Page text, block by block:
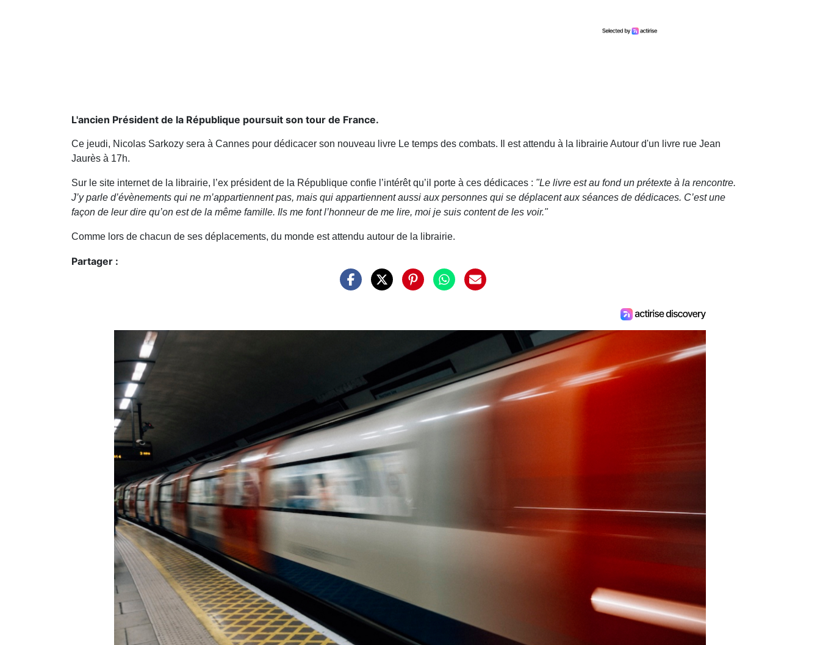
L'ancien Président de la République poursuit son tour de France.
Ce jeudi, Nicolas Sarkozy sera à Cannes pour dédicacer son nouveau livre Le temps des combats. Il est attendu à la librairie Autour d'un livre rue Jean
Jaurès à 17h.
Sur le site internet de la librairie, l’ex président de la République confie l’intérêt qu’il porte à ces dédicaces : "Le livre est au fond un prétexte à la rencontre.
J’y parle d’évènements qui ne m’appartiennent pas, mais qui appartiennent aussi aux personnes qui se déplacent aux séances de dédicaces. C’est une
façon de leur dire qu’on est de la même famille. Ils me font l’honneur de me lire, moi je suis content de les voir."
Comme lors de chacun de ses déplacements, du monde est attendu autour de la librairie.
Partager :